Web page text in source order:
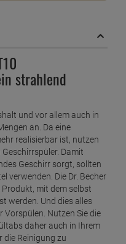
strahlend
und vor allem auch in
an. Da eine
realisierbar ist, nutzen
Damit
Geschirr sorgt, sollten
verwenden. Die Dr. Becher
mit dem selbst
werden. Und dies alles
Vorspülen. Nutzen Sie die
daher auch in Ihrem
die Reinigung zu